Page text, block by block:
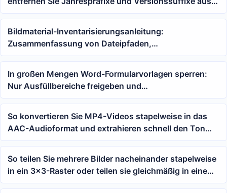
den Namen
Bildmaterial-Inventarisierungsanleitung:
Zusammenfassung von Dateipfaden,
Breiten-/Höhenabmessungen und Kamerametadaten
In großen Mengen Word-Formularvorlagen sperren:
Nur Ausfüllbereiche freigeben und
Bearbeitungseinschränkungen mit Passwort festlegen
So konvertieren Sie MP4-Videos stapelweise in das
AAC-Audioformat und extrahieren schnell den Ton
aus Videos
So teilen Sie mehrere Bilder nacheinander stapelweise
in ein 3x3-Raster oder teilen sie gleichmäßig in eine
beliebige Anzahl auf